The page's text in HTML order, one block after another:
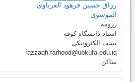
رزاق حسین فرهود العرباوی
الموسوی
رزومه:
استاد دانشگاه کوفه
پست الکترونیکی:
razzaqh.farhood@uokufa.edu.iq
ساکن: